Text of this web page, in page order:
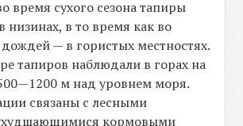
время сухого сезона тапиры
низинах, в то время как во
— в гористых местностях.
тапиров наблюдали в горах на
м над уровнем моря.
связаны с лесными
кормовыми